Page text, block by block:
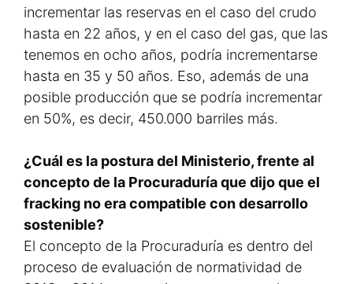
incrementar las reservas en el caso del crudo
hasta en 22 años, y en el caso del gas, que las
tenemos en ocho años, podría incrementarse
hasta en 35 y 50 años. Eso, además de una
posible producción que se podría incrementar
en 50%, es decir, 450.000 barriles más.
¿Cuál es la postura del Ministerio, frente al
concepto de la Procuraduría que dijo que el
fracking no era compatible con desarrollo
sostenible?
El concepto de la Procuraduría es dentro del
proceso de evaluación de normatividad de